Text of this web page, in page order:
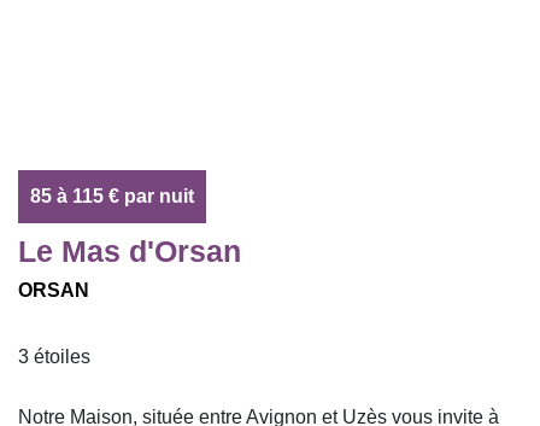
85 à 115 € par nuit
Le Mas d'Orsan
ORSAN
3 étoiles
Notre Maison, située entre Avignon et Uzès vous invite à